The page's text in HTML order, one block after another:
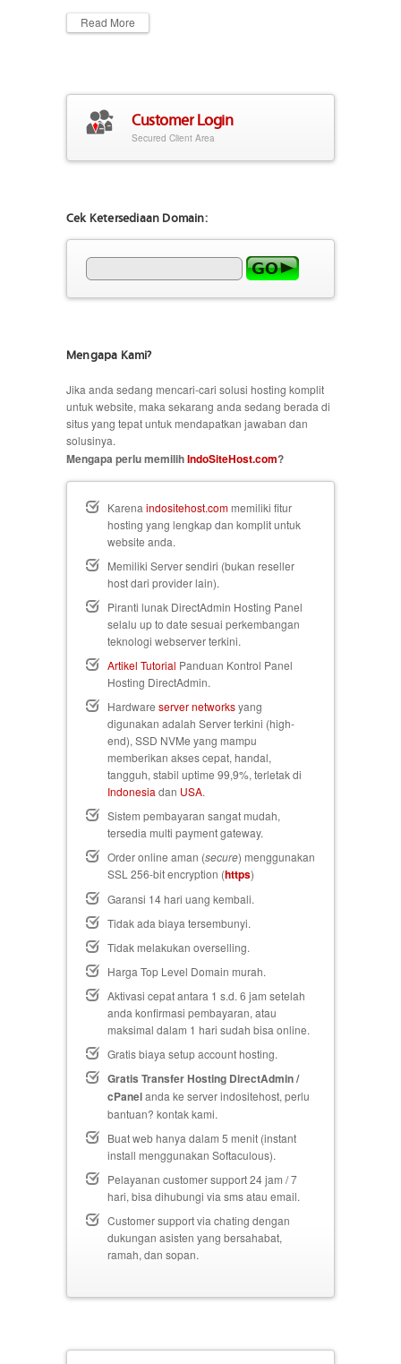
Read More
Customer Login
Secured Client Area
Cek Ketersediaan Domain:
Mengapa Kami?
Jika anda sedang mencari-cari solusi hosting komplit
untuk website, maka sekarang anda sedang berada di
situs yang tepat untuk mendapatkan jawaban dan
solusinya.
Mengapa perlu memilihIndoSiteHost.com?
Karena indositehost.commemiliki fitur
hosting yang lengkap dan komplit untuk
website anda.
Memiliki Server sendiri (bukan reseller
host dari provider lain).
Piranti lunak DirectAdmin Hosting Panel
selalu up to date sesuai perkembangan
teknologi webserver terkini.
Artikel Tutorial Panduan Kontrol Panel
Hosting DirectAdmin.
Hardware server networksyang
digunakan adalah Server terkini (high-
end), SSD NVMe yang mampu
memberikan akses cepat, handal,
tangguh, stabil uptime 99,9%, terletak di
Indonesia dan USA.
Sistem pembayaran sangat mudah,
tersedia multi payment gateway.
Order online aman (secure) menggunakan
SSL 256-bit encryption (https)
Garansi 14 hari uang kembali.
Tidak ada biaya tersembunyi.
Tidak melakukan overselling.
Harga Top Level Domain murah.
Aktivasi cepat antara 1 s.d. 6 jam setelah
anda konfirmasi pembayaran, atau
maksimal dalam 1 hari sudah bisa online.
Gratis biaya setupaccount hosting.
Gratis Transfer Hosting DirectAdmin /
cPanelanda ke server indositehost, perlu
bantuan? kontak kami.
Buat web hanya dalam 5 menit (instant
install menggunakan Softaculous).
Pelayanan customer support 24 jam / 7
hari, bisa dihubungi via sms atau email.
Customer support via chating dengan
dukungan asisten yang bersahabat,
ramah, dan sopan.